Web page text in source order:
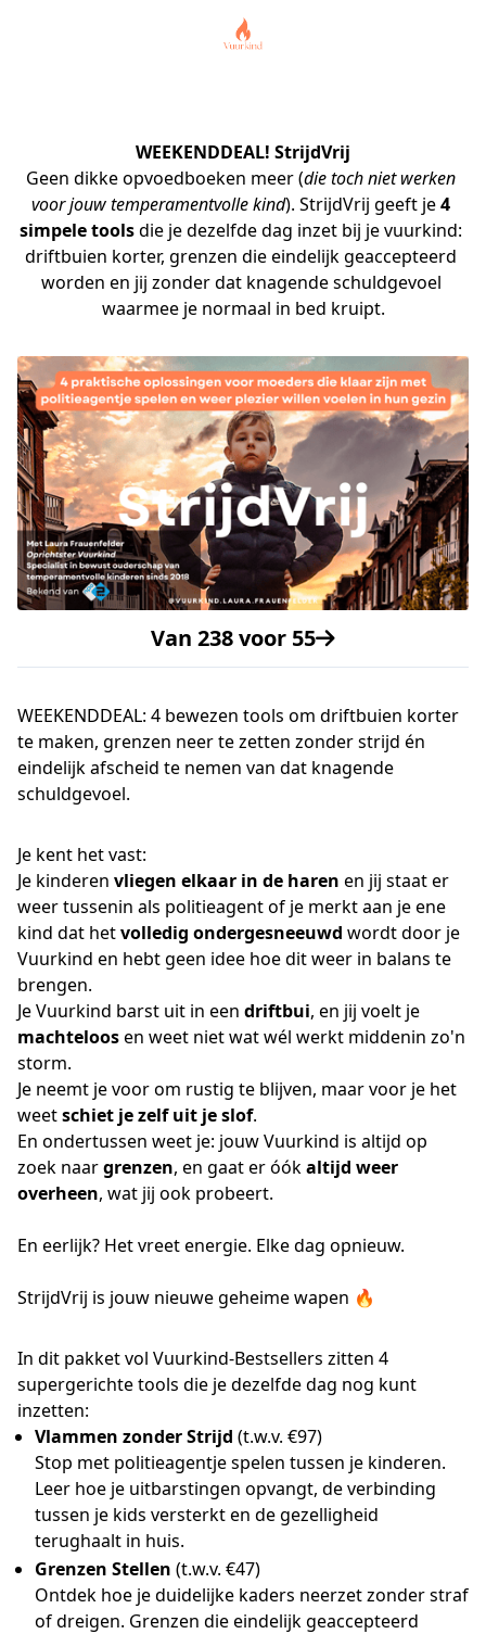
WEEKENDDEAL! StrijdVrij
Geen dikke opvoedboeken meer (die toch niet werken
voor jouw temperamentvolle kind). StrijdVrij geeft je 4
simpele tools die je dezelfde dag inzet bij je vuurkind:
driftbuien korter, grenzen die eindelijk geaccepteerd
worden en jij zonder dat knagende schuldgevoel
waarmee je normaal in bed kruipt.
Van 238 voor 55
WEEKENDDEAL: 4 bewezen tools om driftbuien korter
te maken, grenzen neer te zetten zonder strijd én
eindelijk afscheid te nemen van dat knagende
schuldgevoel.
Je kent het vast:
Je kinderen vliegen elkaar in de haren en jij staat er
weer tussenin als politieagent of je merkt aan je ene
kind dat hetvolledig ondergesneeuwd wordt door je
Vuurkind en hebt geen idee hoe dit weer in balans te
brengen.
Je Vuurkind barst uit in een driftbui, en jij voelt je
machteloosen weet niet wat wél werkt middenin zo'n
storm.
Je neemt je voor om rustig te blijven, maar voor je het
weetschiet je zelf uit je slof.
En ondertussen weet je: jouw Vuurkind is altijd op
zoek naargrenzen, en gaat er óókaltijd weer
overheen, wat jij ook probeert.
En eerlijk? Het vreet energie. Elke dag opnieuw.
StrijdVrij is jouw nieuwe geheime wapen 🔥
In dit pakket vol Vuurkind-Bestsellers zitten 4
supergerichte tools die je dezelfde dag nog kunt
inzetten:
Vlammen zonder Strijd (t.w.v. €97)
Stop met politieagentje spelen tussen je kinderen.
Leer hoe je uitbarstingen opvangt, de verbinding
tussen je kids versterkt en de gezelligheid
terughaalt in huis.
Grenzen Stellen (t.w.v. €47)
Ontdek hoe je duidelijke kaders neerzet zonder straf
of dreigen. Grenzen die eindelijk geaccepteerd